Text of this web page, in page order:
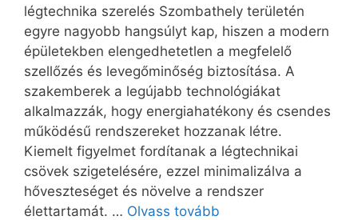
légtechnika szerelés Szombathely területén
egyre nagyobb hangsúlyt kap, hiszen a modern
épületekben elengedhetetlen a megfelelő
szellőzés és levegőminőség biztosítása. A
szakemberek a legújabb technológiákat
alkalmazzák, hogy energiahatékony és csendes
működésű rendszereket hozzanak létre.
Kiemelt figyelmet fordítanak a légtechnikai
csövek szigetelésére, ezzel minimalizálva a
hőveszteséget és növelve a rendszer
élettartamát. … Olvass tovább